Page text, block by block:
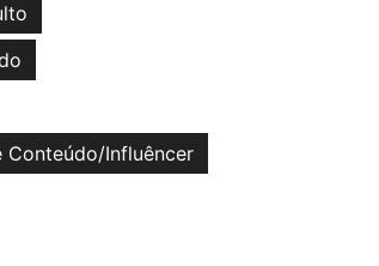
Conteúdo/Influêncer